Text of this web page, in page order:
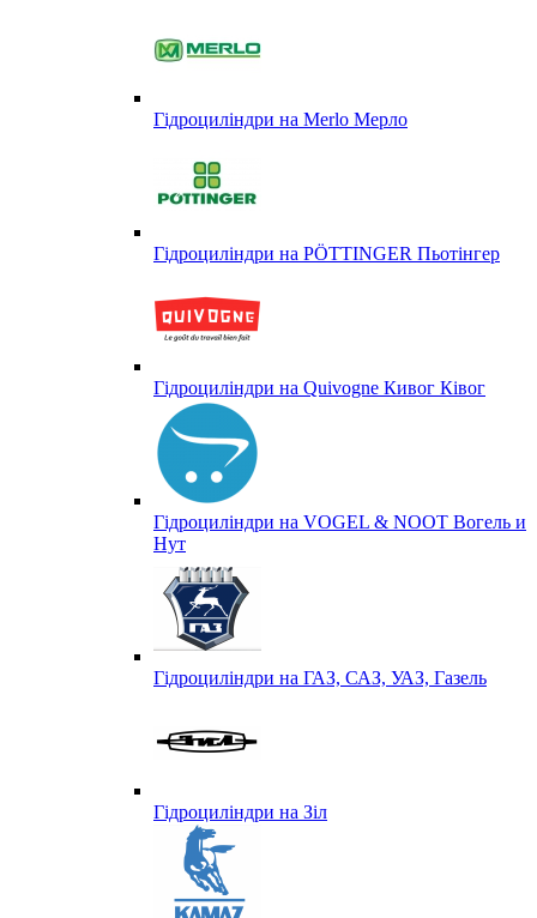
Гідроциліндри на Merlo Мерло
Гідроциліндри на PÖTTINGER Пьотінгер
Гідроциліндри на Quivogne Кивог Ківог
Гідроциліндри на VOGEL & NOOT Вогель и
Нут
Гідроциліндри на ГАЗ, САЗ, УАЗ, Газель
Гідроциліндри на Зіл